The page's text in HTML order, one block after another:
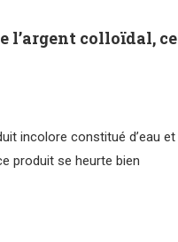
l’argent colloïdal, ce
incolore constitué d’eau et
produit se heurte bien